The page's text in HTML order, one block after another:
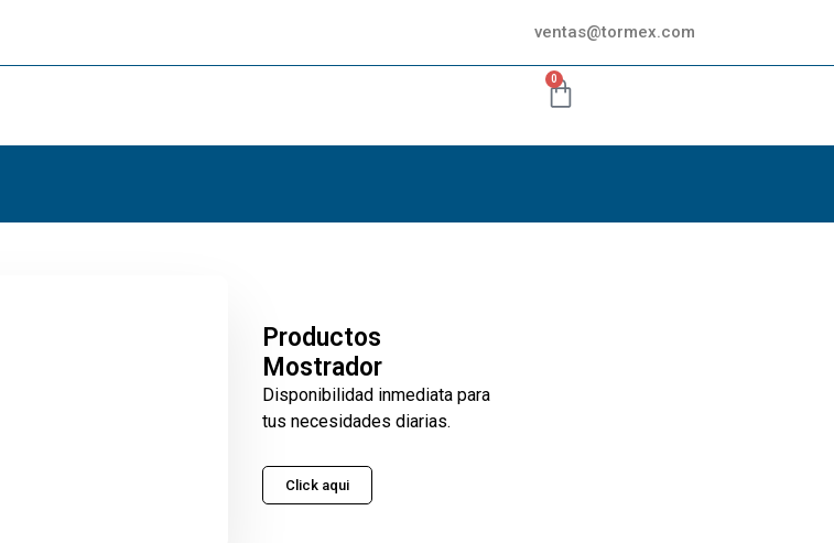
ventas@tormex.com
0
Productos
Mostrador
Disponibilidad inmediata para
tus necesidades diarias.
Click aqui